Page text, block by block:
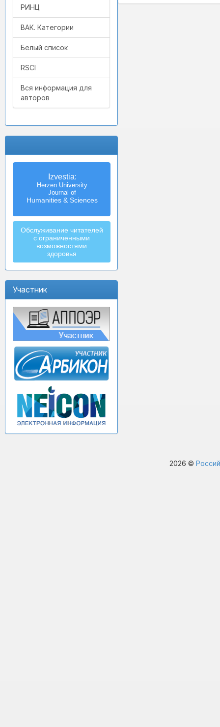
РИНЦ
ВАК. Категории
Белый список
RSCI
Вся информация для
авторов
Izvestia:
Herzen University
Journal of
Humanities & Sciences
Обслуживание читателей
с ограниченными
возможностями
здоровья
Участник
2026 ©